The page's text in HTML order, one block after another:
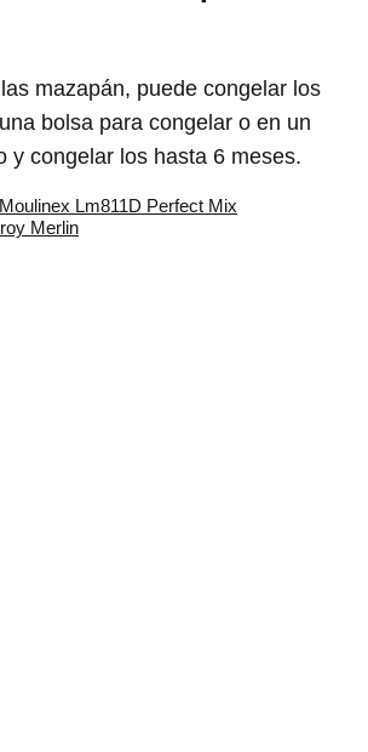
mazapán, puede congelar los
bolsa para congelar o en un
y congelar los hasta 6 meses.
Lm811D Perfect Mix
Merlin